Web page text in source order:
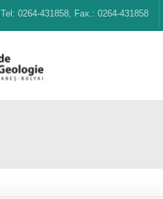
Tel: 0264-431858, Fax.: 0264-431858